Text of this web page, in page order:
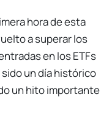
hora de esta
a superar los
en los ETFs
un día histórico
un hito importante